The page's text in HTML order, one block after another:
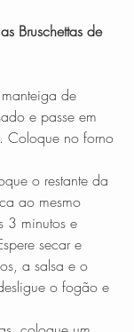
Bruschettas de
de
e passe em
Coloque no forno
o restante da
ao mesmo
3 minutos e
secar e
a salsa e o
o fogão e